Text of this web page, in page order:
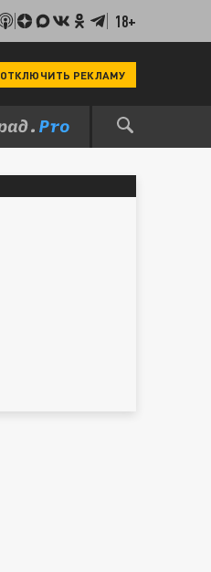
18+
ОТКЛЮЧИТЬ РЕКЛАМУ